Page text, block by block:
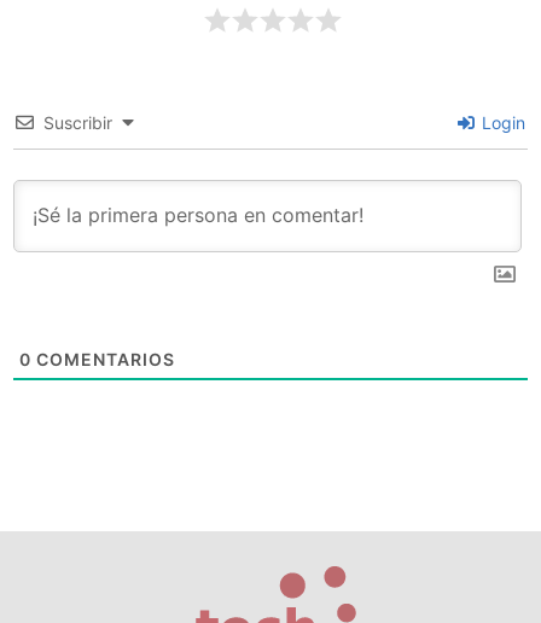
Suscribir Login
0 COMENTARIOS